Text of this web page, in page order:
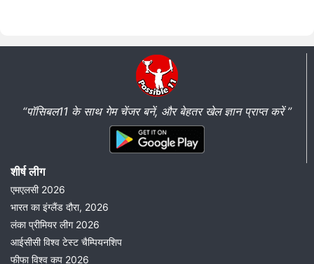
“पॉसिबल11 के साथ गेम चेंजर बनें, और बेहतर खेल ज्ञान प्राप्त करें ”
शीर्ष लीग
एमएलसी 2026
भारत का इंग्लैंड दौरा, 2026
लंका प्रीमियर लीग 2026
आईसीसी विश्व टेस्ट चैम्पियनशिप
फीफा विश्व कप 2026